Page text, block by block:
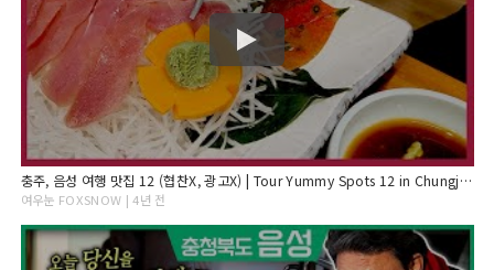
충주, 음성 여행 맛집 12 (협찬X, 광고X) | Tour Yummy Spots 12 in Chungju, Eumseong
여우눈 FOXSNOW | 4년 전